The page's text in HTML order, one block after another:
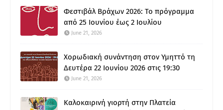
Φεστιβάλ Βράχων 2026: Το πρόγραμμα
από 25 Ιουνίου έως 2 Ιουλίου
June 21, 2026
Χορωδιακή συνάντηση στον Υμηττό τη
Δευτέρα 22 Ιουνίου 2026 στις 19:30
June 21, 2026
Καλοκαιρινή γιορτή στην Πλατεία